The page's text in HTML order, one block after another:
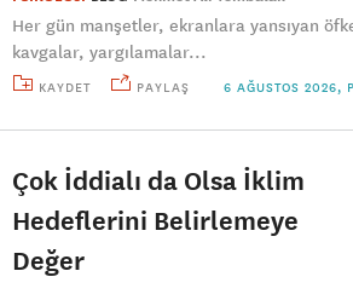
Her gün manşetler, ekranlara yansıyan
kavgalar, yargılamalar...
KAYDET PAYLAŞ 6 AĞUSTOS 2026,
Çok İddialı da Olsa İklim
Hedeflerini Belirlemeye
Değer